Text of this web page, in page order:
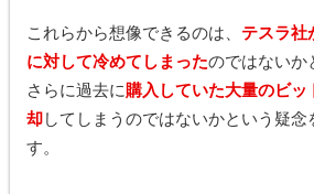
これらから想像できるのは、 テスラ社
に対して冷めてしまったのではないか
さらに過去に 購入していた大量のビ
却してしまうのではないかという疑念
す。